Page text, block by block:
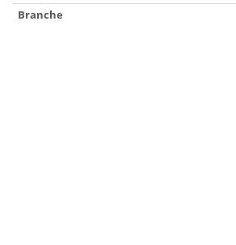
Branche